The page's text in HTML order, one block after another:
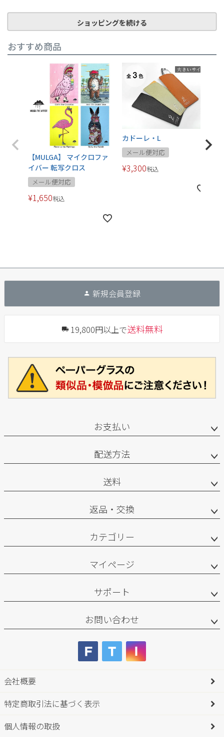
ショッピングを続ける
おすすめ商品
【MULGA】 マイクロファ
イバー 転写クロス
メール便対応
¥1,650税込
カドーレ・L
メール便対応
¥3,300税込
新規会員登録
19,800円以上で送料無料
お支払い
配送方法
送料
返品・交換
カテゴリー
マイページ
サポート
お問い合わせ
会社概要
特定商取引法に基づく表示
個人情報の取扱